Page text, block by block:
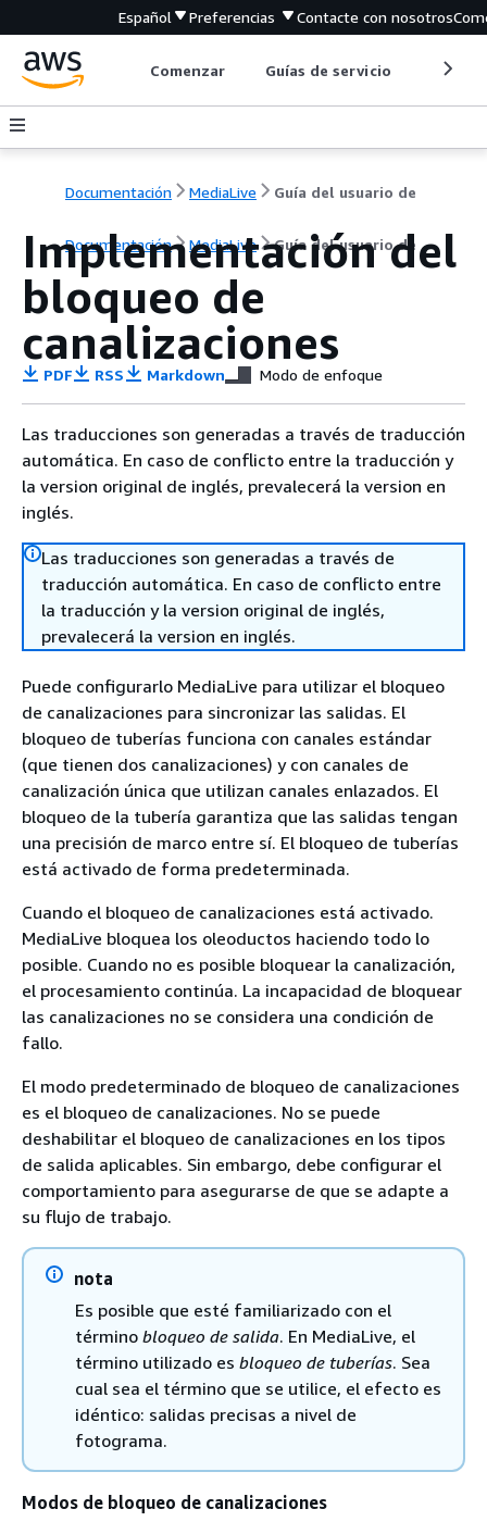
Español Preferencias Contacte con nosotros
Comenzar Guías de servicio
Documentación MediaLive Guía del usuario de
Documentación MediaLive Guía del usuario de
Implementación del
bloqueo de
canalizaciones
PDF RSS Markdown Modo de enfoque
Las traducciones son generadas a través de traducción
automática. En caso de conflicto entre la traducción y
la version original de inglés, prevalecerá la version en
inglés.
Las traducciones son generadas a través de
traducción automática. En caso de conflicto entre
la traducción y la version original de inglés,
prevalecerá la version en inglés.
Puede configurarlo MediaLive para utilizar el bloqueo
de canalizaciones para sincronizar las salidas. El
bloqueo de tuberías funciona con canales estándar
(que tienen dos canalizaciones) y con canales de
canalización única que utilizan canales enlazados. El
bloqueo de la tubería garantiza que las salidas tengan
una precisión de marco entre sí. El bloqueo de tuberías
está activado de forma predeterminada.
Cuando el bloqueo de canalizaciones está activado.
MediaLive bloquea los oleoductos haciendo todo lo
posible. Cuando no es posible bloquear la canalización,
el procesamiento continúa. La incapacidad de bloquear
las canalizaciones no se considera una condición de
fallo.
El modo predeterminado de bloqueo de canalizaciones
es el bloqueo de canalizaciones. No se puede
deshabilitar el bloqueo de canalizaciones en los tipos
de salida aplicables. Sin embargo, debe configurar el
comportamiento para asegurarse de que se adapte a
su flujo de trabajo.
nota
Es posible que esté familiarizado con el
término bloqueo de salida. En MediaLive, el
término utilizado es bloqueo de tuberías. Sea
cual sea el término que se utilice, el efecto es
idéntico: salidas precisas a nivel de
fotograma.
Modos de bloqueo de canalizaciones